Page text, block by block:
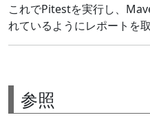
これでPitestを実行し、
れているようにレポートを取
参照